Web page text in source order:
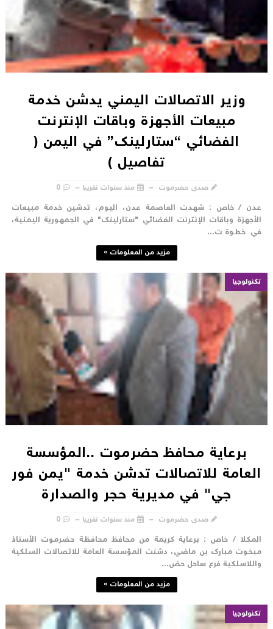
وزير الاتصالات اليمني يدشن خدمة
مبيعات الأجهزة وباقات الإنترنت
الفضائي “ستارلينك” في اليمن (
تفاصيل )
صدى حضرموت منذ سنوات تقريبا 0
/ خاص : شهدت العاصمة عدن، اليوم، تدشين خدمة مبيعات
وباقات الإنترنت الفضائي "ستارلينك" في الجمهورية اليمنية،
خطوة ت...
مزيد من المعلومات »
تكنولوجيا
برعاية محافظ حضرموت ..المؤسسة
العامة للاتصالات تدشن خدمة "يمن فور
جي" في مديرية حجر والصدارة
صدى حضرموت منذ سنوات تقريبا 0
/ خاص : برعاية كريمة من محافظ محافظة حضرموت الأستاذ
مبارك بن ماضي، دشنت المؤسسة العامة للاتصالات السلكية
فرع ساحل حض...
مزيد من المعلومات »
تكنولوجيا